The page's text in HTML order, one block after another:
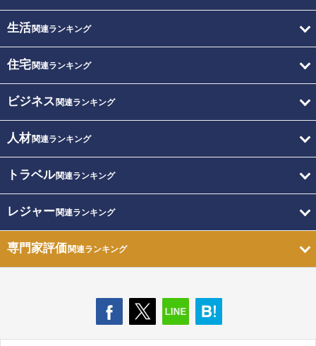
生活関連ランキング
住宅関連ランキング
ビジネス 関連ランキング
人材関連ランキング
トラベル関連ランキング
レジャー関連ランキング
専門家評価関連ランキング